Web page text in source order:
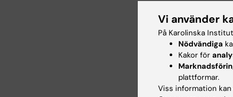
Stort
kan
Vi använder
På Karolinska
Nödvändiga
Kakor för
plattformar.
Viss information